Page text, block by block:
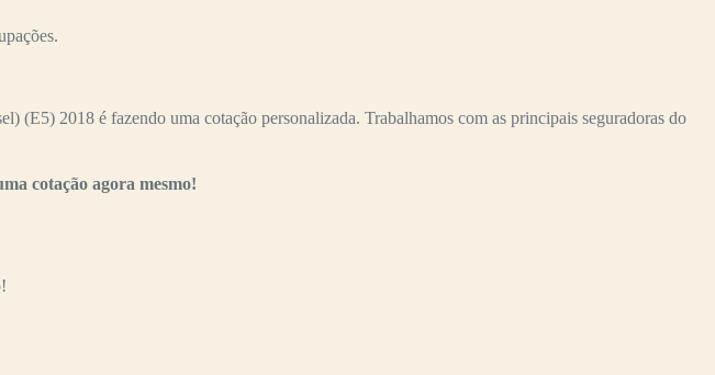
2018 é fazendo uma cotação personalizada. Trabalhamos com as principais seguradoras do
cotação agora mesmo!